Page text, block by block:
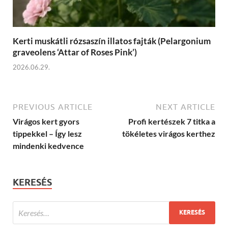
Kerti muskátli rózsaszín illatos fajták (Pelargonium
graveolens ‘Attar of Roses Pink’)
2026.06.29.
PREVIOUS ARTICLE
Virágos kert gyors
tippekkel – Így lesz
mindenki kedvence
NEXT ARTICLE
Profi kertészek 7 titka a
tökéletes virágos kerthez
KERESÉS